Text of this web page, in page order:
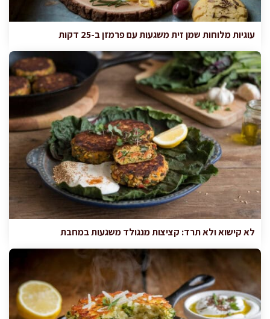
עוגיות מלוחות שמן זית משגעות עם פרמזן ב-25 דקות
לא קישוא ולא תרד: קציצות מנגולד משגעות במחבת